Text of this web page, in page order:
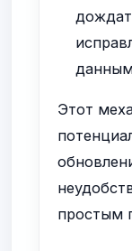
Этот
простым